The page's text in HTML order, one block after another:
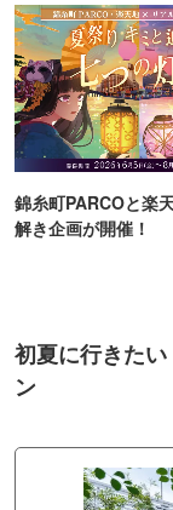
錦糸町PARCOと楽
解き企画が開催！
初夏に行きた
ン